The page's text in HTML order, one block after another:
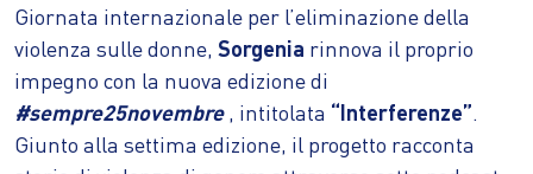
Giornata internazionale per l’eliminazione della
violenza sulle donne, Sorgenia rinnova il proprio
impegno con la nuova edizione di
#sempre25novembre , intitolata “Interferenze”.
Giunto alla settima edizione, il progetto racconta